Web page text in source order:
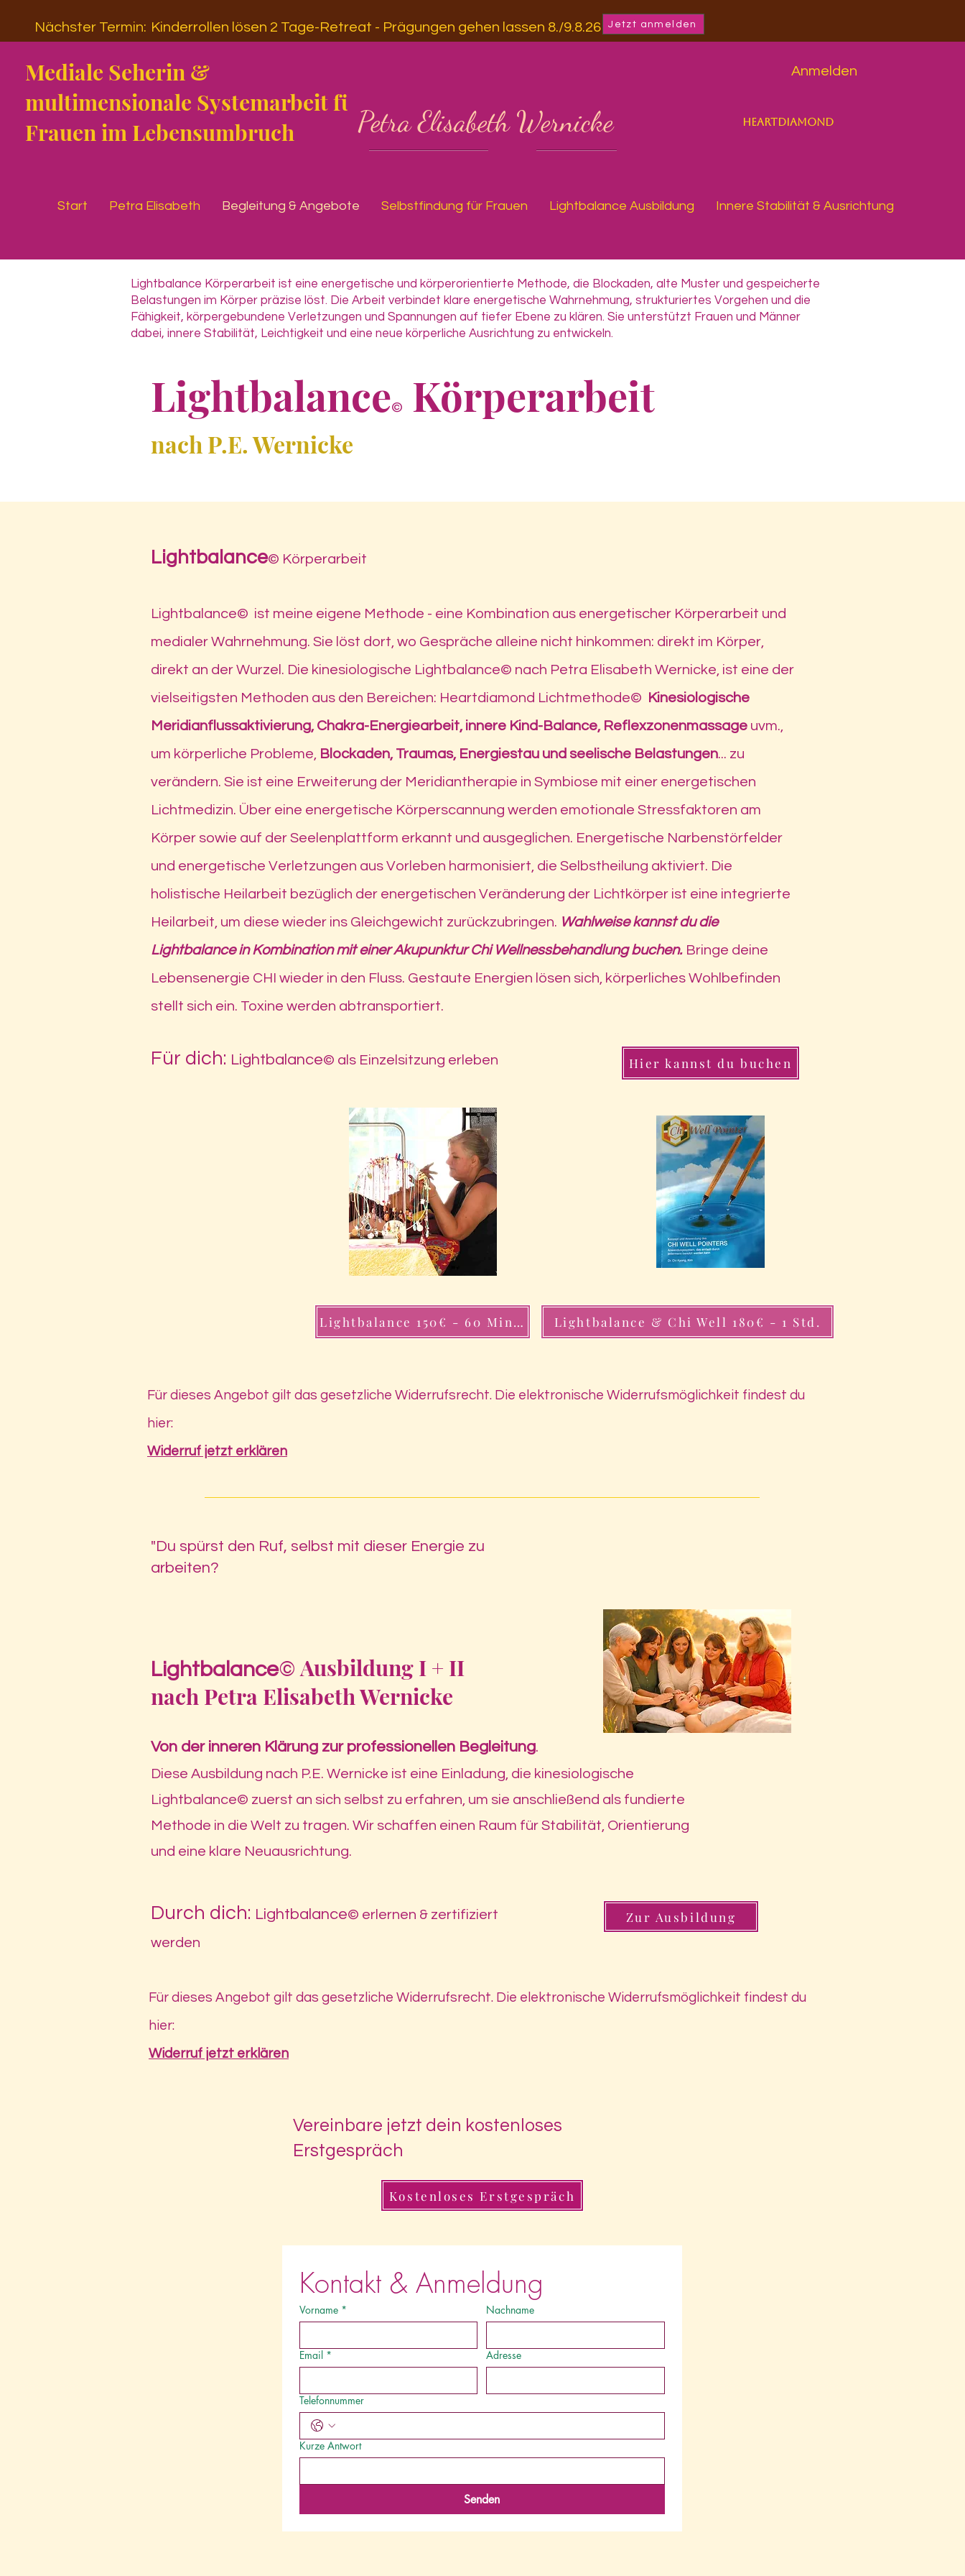
Nächster Termin: Kinderrollen lösen 2 Tage-Retreat - Prägungen gehen lassen 8./9.8.26 Jetzt anmelden
Mediale Seherin &
multimensionale Systemarbeit für
Frauen im Lebensumbruch
Anmelden
Petra Elisabeth Wernicke Heartdiamond
Start Petra Elisabeth Begleitung & Angebote Selbstfindung für Frauen Lightbalance Ausbildung Innere Stabilität & Ausrichtung
Lightbalance Körperarbeit ist eine energetische und körperorientierte Methode, die Blockaden, alte Muster und gespeicherte
Belastungen im Körper präzise löst. Die Arbeit verbindet klare energetische Wahrnehmung, strukturiertes Vorgehen und die
Fähigkeit, körpergebundene Verletzungen und Spannungen auf tiefer Ebene zu klären. Sie unterstützt Frauen und Männer
dabei, innere Stabilität, Leichtigkeit und eine neue körperliche Ausrichtung zu entwickeln.
Lightbalance© Körperarbeit
nach P.E. Wernicke
Lightbalance© Körperarbeit
Lightbalance© ist meine eigene Methode - eine Kombination aus energetischer Körperarbeit und
medialer Wahrnehmung. Sie löst dort, wo Gespräche alleine nicht hinkommen: direkt im Körper,
direkt an der Wurzel. Die kinesiologische Lightbalance© nach Petra Elisabeth Wernicke, ist eine der
vielseitigsten Methoden aus den Bereichen: Heartdiamond Lichtmethode©
Kinesiologische
Meridianflussaktivierung, Chakra-Energiearbeit, innere Kind-Balance, Reflexzonenmassage uvm.,
um körperliche Probleme, Blockaden, Traumas, Energiestau und seelische Belastungen... zu
verändern. Sie ist eine Erweiterung der Meridiantherapie in Symbiose mit einer energetischen
Lichtmedizin. Über eine energetische Körperscannung werden emotionale Stressfaktoren am
Körper sowie auf der Seelenplattform erkannt und ausgeglichen. Energetische Narbenstörfelder
und energetische Verletzungen aus Vorleben harmonisiert, die Selbstheilung aktiviert. Die
holistische Heilarbeit bezüglich der energetischen Veränderung der Lichtkörper ist eine integrierte
Heilarbeit, um diese wieder ins Gleichgewicht zurückzubringen. Wahlweise kannst du die
Lightbalance in Kombination mit einer Akupunktur Chi Wellnessbehandlung buchen. Bringe deine
Lebensenergie CHI wieder in den Fluss. Gestaute Energien lösen sich, körperliches Wohlbefinden
stellt sich ein. Toxine werden abtransportiert.
Für dich: Lightbalance© als Einzelsitzung erleben
Lightbalance 150€ - 60 Minuten
Hier kannst du buchen
Lightbalance & Chi Well 180€ - 1 Std.
Für dieses Angebot gilt das gesetzliche Widerrufsrecht. Die elektronische Widerrufsmöglichkeit findest du
hier:
Widerruf jetzt erklären
"Du spürst den Ruf, selbst mit dieser Energie zu
arbeiten?
Lightbalance© Ausbildung I + II
nach Petra Elisabeth Wernicke
Von der inneren Klärung zur professionellen Begleitung.
Diese Ausbildung nach P.E. Wernicke ist eine Einladung, die kinesiologische
Lightbalance© zuerst an sich selbst zu erfahren, um sie anschließend als fundierte
Methode in die Welt zu tragen. Wir schaffen einen Raum für Stabilität, Orientierung
und eine klare Neuausrichtung.
Durch dich: Lightbalance© erlernen & zertifiziert
werden
Zur Ausbildung
Für dieses Angebot gilt das gesetzliche Widerrufsrecht. Die elektronische Widerrufsmöglichkeit findest du
hier:
Widerruf jetzt erklären
Vereinbare jetzt dein kostenloses
Erstgespräch
Kostenloses Erstgespräch
Kontakt & Anmeldung
Vorname * Nachname
Email * Adresse
Telefonnummer
Kurze Antwort
Senden